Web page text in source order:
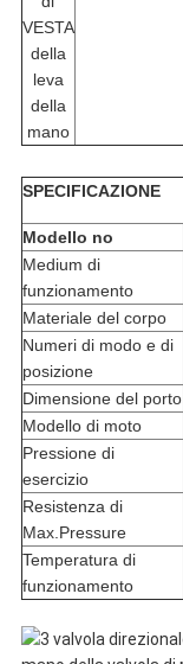
VESTA
della
leva
della
mano
SPECIFICAZIONE
Modello no
Medium di
funzionamento
Materiale del corpo
Numeri di modo e di
posizione
Dimensione del porto
Modello di moto
Pressione di
esercizio
Resistenza di
Max.Pressure
Temperatura di
funzionamento